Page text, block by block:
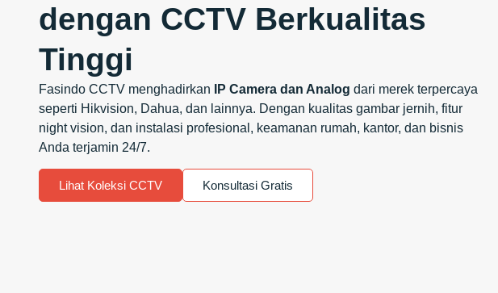
dengan CCTV Berkualitas
Tinggi
Fasindo CCTV menghadirkan IP Camera dan Analog dari merek terpercaya
seperti Hikvision, Dahua, dan lainnya. Dengan kualitas gambar jernih, fitur
night vision, dan instalasi profesional, keamanan rumah, kantor, dan bisnis
Anda terjamin 24/7.
Lihat Koleksi CCTV Konsultasi Gratis